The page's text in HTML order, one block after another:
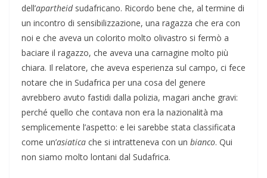
dell’apartheidsudafricano. Ricordo bene che, al termine di
un incontro di sensibilizzazione, una ragazza che era con
noi e che aveva un colorito molto olivastro si fermò a
baciare il ragazzo, che aveva una carnagine molto più
chiara. Il relatore, che aveva esperienza sul campo, ci fece
notare che in Sudafrica per una cosa del genere
avrebbero avuto fastidi dalla polizia, magari anche gravi:
perché quello che contava non era la nazionalità ma
semplicemente l’aspetto: e lei sarebbe stata classificata
come un’asiatica che si intratteneva con un bianco. Qui
non siamo molto lontani dal Sudafrica.